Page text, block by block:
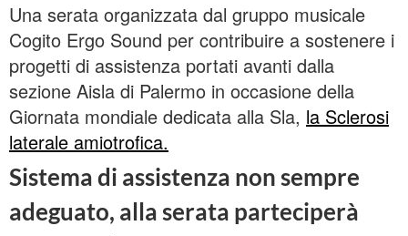
Una serata organizzata dal gruppo musicale
Cogito Ergo Sound per contribuire a sostenere i
progetti di assistenza portati avanti dalla
sezione Aisla di Palermo in occasione della
Giornata mondiale dedicata alla Sla, la Sclerosi
laterale amiotrofica.
Sistema di assistenza non sempre
adeguato, alla serata parteciperà